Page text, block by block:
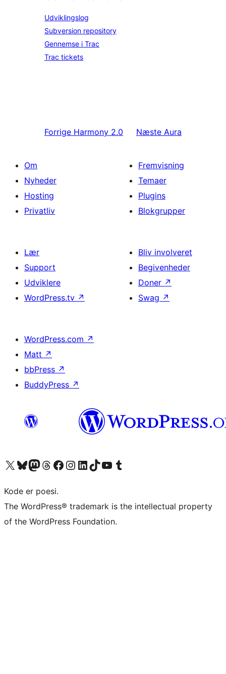
Udviklingslog
Subversion repository
Gennemse i Trac
Trac tickets
Forrige Harmony 2.0 Næste Aura
Om
Nyheder
Hosting
Privatliv
Fremvisning
Temaer
Plugins
Blokgrupper
Lær
Support
Udviklere
WordPress.tv ↗
Bliv involveret
Begivenheder
Doner ↗
Swag ↗
WordPress.com ↗
Matt ↗
bbPress ↗
BuddyPress ↗
Besøg vores X (tidligere Twitter) konto
Besøg vores Bluesky-konto
Besøg vores Mastodon konto
Besøg vores Threads-konto
Besøg vores Facebook sideBesøg vores Instagram konto
Besøg vores LinkedIn konto
Besøg vores TikTok-konto
Besøg vores YouTube-kanalBesøg vores Tumblr-konto
Kode er poesi.
The WordPress® trademark is the intellectual property
of the WordPress Foundation.